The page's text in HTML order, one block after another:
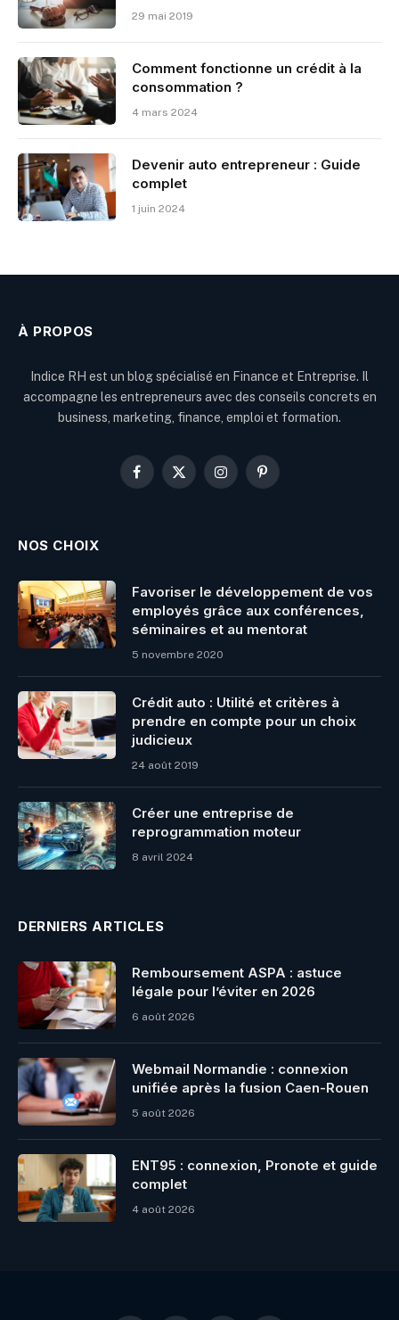
29 mai 2019
Comment fonctionne un crédit à la
consommation ?
4 mars 2024
Devenir auto entrepreneur : Guide
complet
1 juin 2024
À PROPOS
Indice RH est un blog spécialisé en Finance et Entreprise. Il
accompagne les entrepreneurs avec des conseils concrets en
business, marketing, finance, emploi et formation.
Facebook
X
InstagramPinterest
NOS CHOIX
Favoriser le développement de vos
employés grâce aux conférences,
séminaires et au mentorat
5 novembre 2020
Crédit auto : Utilité et critères à
prendre en compte pour un choix
judicieux
24 août 2019
Créer une entreprise de
reprogrammation moteur
8 avril 2024
DERNIERS ARTICLES
Remboursement ASPA : astuce
légale pour l’éviter en 2026
6 août 2026
Webmail Normandie : connexion
unifiée après la fusion Caen-Rouen
5 août 2026
ENT95 : connexion, Pronote et guide
complet
4 août 2026